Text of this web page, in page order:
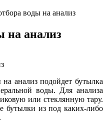
воды на анализ
на анализ
анализ подойдет бутылка
воды. Для анализа
или стеклянную тару.
бутылки из под каких-либо